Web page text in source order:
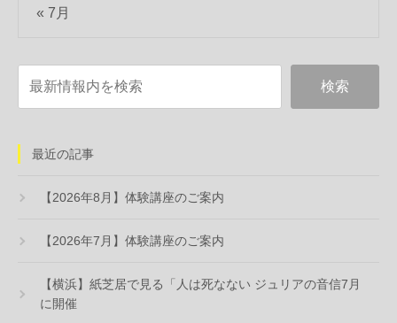
« 7月
最近の記事
【2026年8月】体験講座のご案内
【2026年7月】体験講座のご案内
【横浜】紙芝居で見る「人は死なない ジュリアの音信7月
に開催